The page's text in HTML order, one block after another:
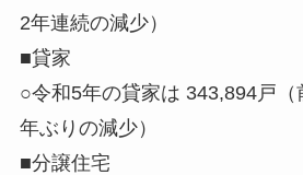
2年連続の減少）
■貸家
○令和5年の貸家は 343,894戸（
年ぶりの減少）
■分譲住宅